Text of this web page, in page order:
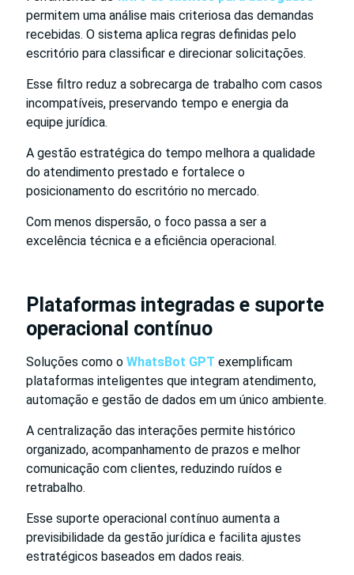
permitem uma análise mais criteriosa das demandas
recebidas. O sistema aplica regras definidas pelo
escritório para classificar e direcionar solicitações.
Esse filtro reduz a sobrecarga de trabalho com casos
incompatíveis, preservando tempo e energia da
equipe jurídica.
A gestão estratégica do tempo melhora a qualidade
do atendimento prestado e fortalece o
posicionamento do escritório no mercado.
Com menos dispersão, o foco passa a ser a
excelência técnica e a eficiência operacional.
Plataformas integradas e suporte
operacional contínuo
Soluções como o ​WhatsBot GPT exemplificam
plataformas inteligentes que integram atendimento,
automação e gestão de dados em um único ambiente.
A centralização das interações permite histórico
organizado, acompanhamento de prazos e melhor
comunicação com clientes, reduzindo ruídos e
retrabalho.
Esse suporte operacional contínuo aumenta a
previsibilidade da gestão jurídica e facilita ajustes
estratégicos baseados em dados reais.